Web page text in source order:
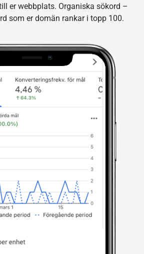
er webbplats. Organiska sökord –
som er domän rankar i topp 100.